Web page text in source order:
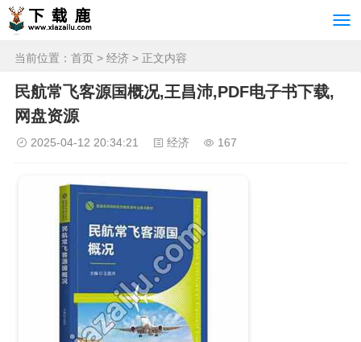
当前位置： 首页 > 经济 > 正文内容
民航常飞客源国概况,王昌沛,PDF电子书下载,
网盘资源
2025-04-12 20:34:21 经济 167